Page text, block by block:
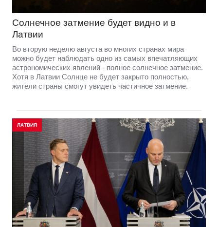
Солнечное затмение будет видно и в
Латвии
Во вторую неделю августа во многих странах мира
можно будет наблюдать одно из самых впечатляющих
астрономических явлений - полное солнечное затмение.
Хотя в Латвии Солнце не будет закрыто полностью,
жители страны смогут увидеть частичное затмение.
ЛАТВИЯ